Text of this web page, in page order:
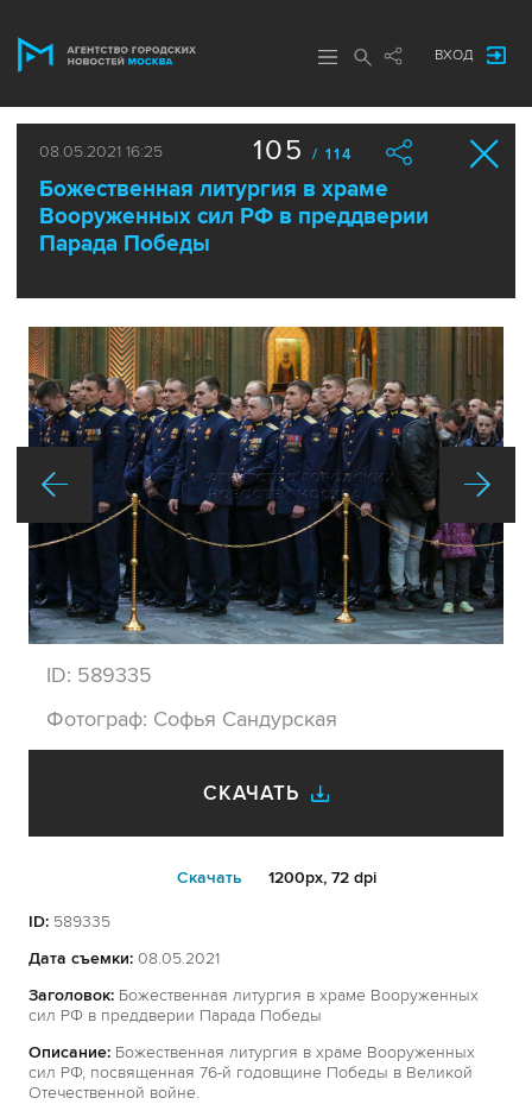
ВХОД
08.05.2021 16:25
Божественная литургия в храме
Вооруженных сил РФ в преддверии
Парада Победы
105 / 114
ID: 589335
Фотограф: Софья Сандурская
СКАЧАТЬ
Cкачать 1200px, 72 dpi
ID: 589335
Дата съемки: 08.05.2021
Заголовок: Божественная литургия в храме Вооруженных
сил РФ в преддверии Парада Победы
Описание: Божественная литургия в храме Вооруженных
сил РФ, посвященная 76-й годовщине Победы в Великой
Отечественной войне.